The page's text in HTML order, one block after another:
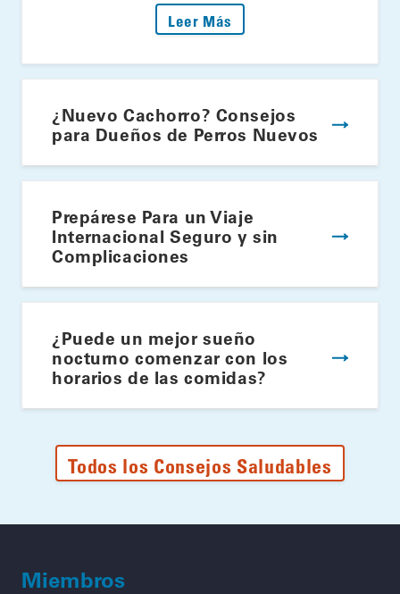
Leer Más
¿Nuevo Cachorro? Consejos
para Dueños de Perros Nuevos
Prepárese Para un Viaje
Internacional Seguro y sin
Complicaciones
¿Puede un mejor sueño
nocturno comenzar con los
horarios de las comidas?
Todos los Consejos Saludables
Miembros